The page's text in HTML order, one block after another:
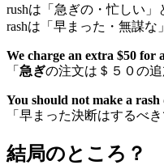
rushは「急ぎの・忙しい」
rashは「早まった・無謀な
We charge an extra $50 for
「 急ぎの注文は＄５０の
You should not make a rash
「早まった決断はするべき
結局のところ？